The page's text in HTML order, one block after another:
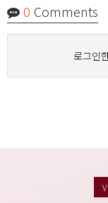
0 Comments
로그인